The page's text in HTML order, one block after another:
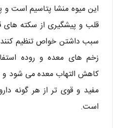
این میوه منشا پتاسیم است
قلب و پیشگیری از سکته های
سبب داشتن خواص تنظیم
زخم های معده و روده
کاهش التهاب معده می شود
مفید و قوی تر از هر گونه
است.